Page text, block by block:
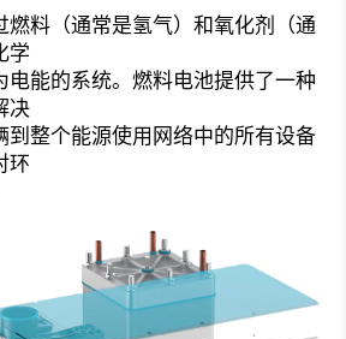
燃料（通常是氢气）和氧化剂（通
学
电能的系统。燃料电池提供了一种
决
到整个能源使用网络中的所有设备
环